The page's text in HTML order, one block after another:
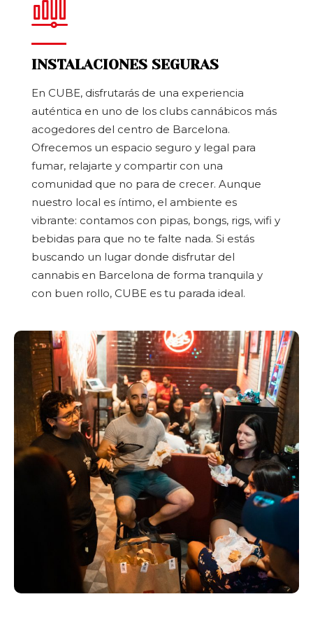
INSTALACIONES SEGURAS
En CUBE, disfrutarás de una experiencia
auténtica en uno de los clubs cannábicos más
acogedores del centro de Barcelona.
Ofrecemos un espacio seguro y legal para
fumar, relajarte y compartir con una
comunidad que no para de crecer. Aunque
nuestro local es íntimo, el ambiente es
vibrante: contamos con pipas, bongs, rigs, wifi y
bebidas para que no te falte nada. Si estás
buscando un lugar donde disfrutar del
cannabis en Barcelona de forma tranquila y
con buen rollo, CUBE es tu parada ideal.